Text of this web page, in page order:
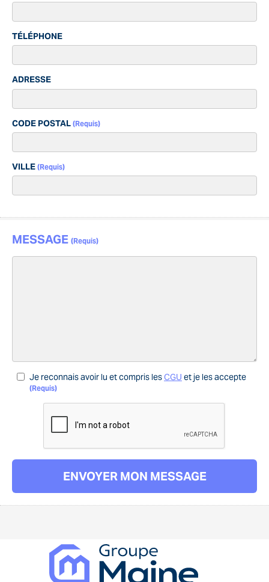
TÉLÉPHONE
ADRESSE
CODE POSTAL (Requis)
VILLE (Requis)
MESSAGE (Requis)
Je reconnais avoir lu et compris lesCGU et je les accepte
(Requis)